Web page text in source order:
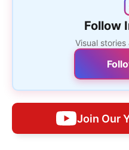
Follow
Visual
Join Our